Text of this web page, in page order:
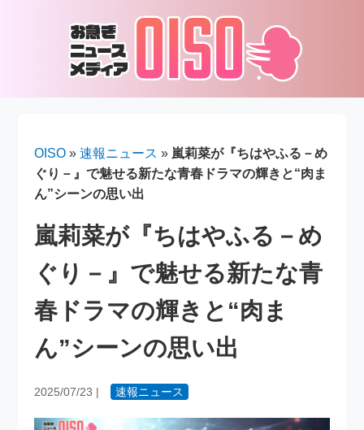
OISO »速報ニュース » 嵐莉菜が『ちはやふる－め
ぐり－』で魅せる新たな青春ドラマの輝きと“肉ま
ん”シーンの思い出
嵐莉菜が『ちはやふる－め
ぐり－』で魅せる新たな青
春ドラマの輝きと“肉ま
ん”シーンの思い出
2025/07/23 | 速報ニュース